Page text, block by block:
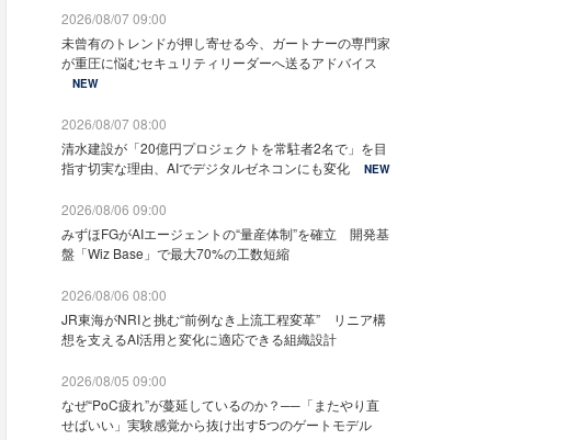
2026/08/07 09:00
未曾有のトレンドが押し寄せる今、ガートナーの専門家
が重圧に悩むセキュリティリーダーへ送るアドバイス
NEW
2026/08/07 08:00
清水建設が「20億円プロジェクトを常駐者2名で」を目
指す切実な理由、AIでデジタルゼネコンにも変化
NEW
2026/08/06 09:00
みずほFGがAIエージェントの“量産体制”を確立 開発基
盤「Wiz Base」で最大70%の工数短縮
2026/08/06 08:00
JR東海がNRIと挑む“前例なき上流工程変革” リニア構
想を支えるAI活用と変化に適応できる組織設計
2026/08/05 09:00
なぜ“PoC疲れ”が蔓延しているのか？──「またやり直
せばいい」実験感覚から抜け出す5つのゲートモデル